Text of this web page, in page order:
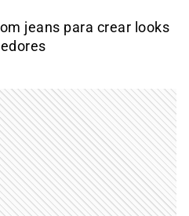
jeans para crear looks